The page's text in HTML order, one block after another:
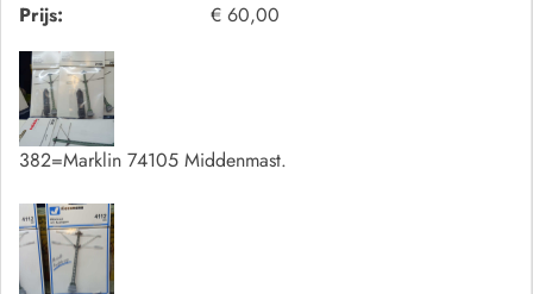
Prijs:
€ 60,00
382=Marklin 74105 Middenmast.